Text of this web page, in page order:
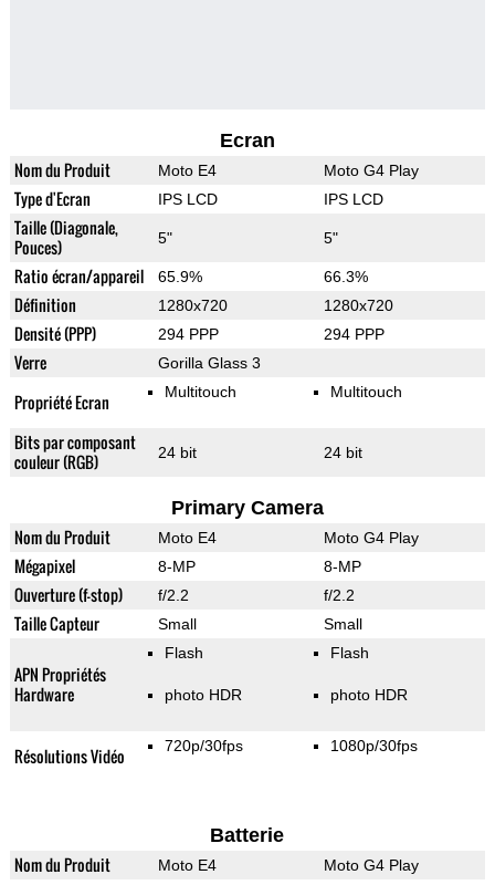
Ecran
Nom du Produit Moto E4 Moto G4 Play
Type d'Ecran IPS LCD IPS LCD
Taille (Diagonale,
Pouces)
5" 5"
Ratio écran/appareil 65.9% 66.3%
Définition 1280x720 1280x720
Densité (PPP) 294 PPP 294 PPP
Verre Gorilla Glass 3
Propriété Ecran Multitouch Multitouch
Bits par composant
couleur (RGB)
24 bit 24 bit
Primary Camera
Nom du Produit Moto E4 Moto G4 Play
Mégapixel 8-MP 8-MP
Ouverture (f-stop) f/2.2 f/2.2
Taille Capteur Small Small
APN Propriétés
Hardware
Flash
photo HDR
Flash
photo HDR
Résolutions Vidéo 720p/30fps 1080p/30fps
Batterie
Nom du Produit Moto E4 Moto G4 Play